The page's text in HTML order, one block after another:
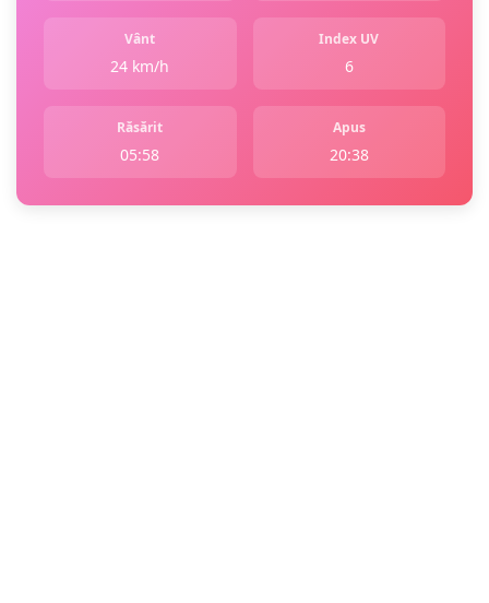
Vânt
24 km/h
Index UV
6
Răsărit
05:58
Apus
20:38